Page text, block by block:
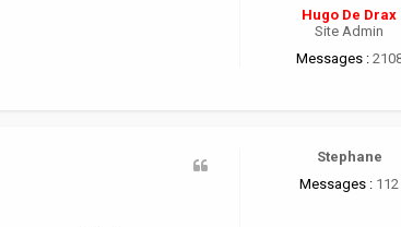
Hugo De Drax
Site Admin
Messages :
Stephane
Messages : 112